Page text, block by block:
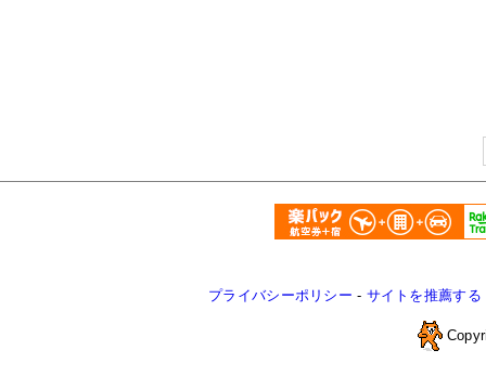
プライバシーポリシー - サイトを推薦する